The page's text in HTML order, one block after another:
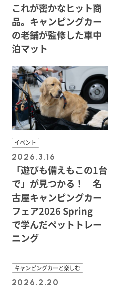
これが密かなヒット商
品。キャンピングカー
の老舗が監修した車中
泊マット
イベント
2026.3.16
「遊びも備えもこの1台
で」が見つかる！ 名
古屋キャンピングカー
フェア2026 Spring
で学んだペットトレー
ニング
キャンピングカーと楽しむ
2026.2.20